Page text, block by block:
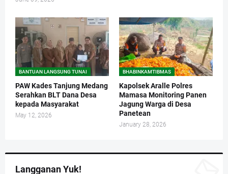
BANTUAN LANGSUNG TUNAI
PAW Kades Tanjung Medang
Serahkan BLT Dana Desa
kepada Masyarakat
May 12, 2026
BHABINKAMTIBMAS
Kapolsek Aralle Polres
Mamasa Monitoring Panen
Jagung Warga di Desa
Panetean
January 28, 2026
Langganan Yuk!